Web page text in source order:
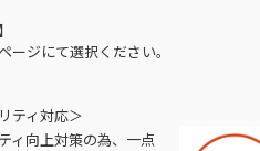
ジにて選択ください。
ティ対応＞
ィ向上対策の為、一点